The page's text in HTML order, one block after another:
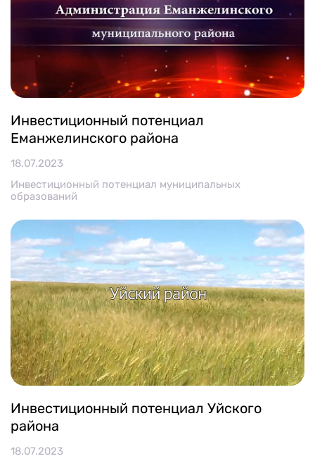
Инвестиционный потенциал
Еманжелинского района
18.07.2023
Инвестиционный потенциал муниципальных
образований
Инвестиционный потенциал Уйского
района
18.07.2023